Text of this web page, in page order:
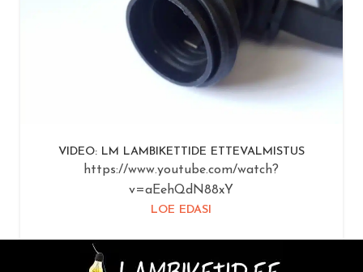
VIDEO: LM LAMBIKETTIDE ETTEVALMISTUS
https://www.youtube.com/watch?
v=aEehQdN88xY
LOE EDASI